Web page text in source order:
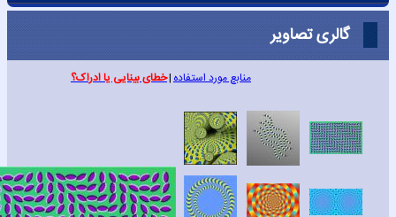
گالری تصاویر
منابع مورد استفاده|خطای بینایی یا ادراک؟